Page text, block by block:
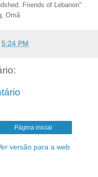
Friends of Lebanon"
Omã
5:24 PM
Página inicial
versão para a web